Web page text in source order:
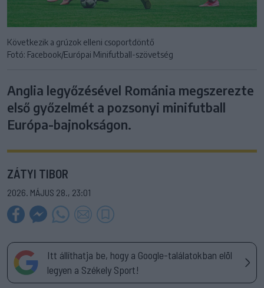
Következik a grúzok elleni csoportdöntő
Fotó: Facebook/Európai Minifutball-szövetség
Anglia legyőzésével Románia megszerezte
első győzelmét a pozsonyi minifutball
Európa-bajnokságon.
ZÁTYI TIBOR
2026. MÁJUS 28., 23:01
Itt állíthatja be, hogy a Google-találatokban elöl
legyen a Székely Sport!